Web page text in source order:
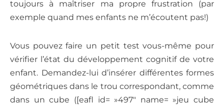
toujours à maîtriser ma propre frustration (par
exemple quand mes enfants ne m’écoutent pas!)
Vous pouvez faire un petit test vous-même pour
vérifier l’état du développement cognitif de votre
enfant. Demandez-lui d’insérer différentes formes
géométriques dans le trou correspondant, comme
dans un cube ([eafl id= »497″ name= »jeu cube